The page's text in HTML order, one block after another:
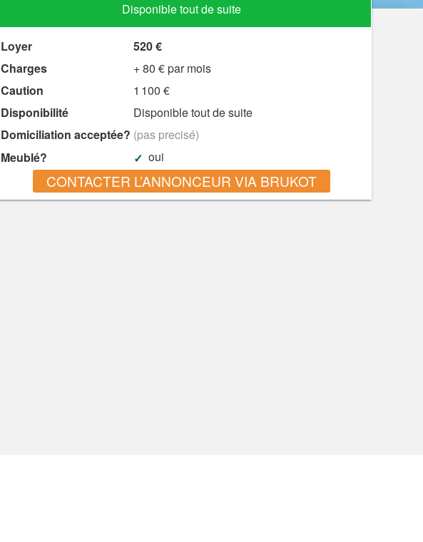
Disponible tout de suite
Loyer
520 €
Charges
+ 80 € par mois
Caution
1 100 €
Disponibilité
Disponible tout de suite
Domiciliation acceptée? (pas precisé)
Meublé?
oui
CONTACTER L’ANNONCEUR VIA BRUKOT